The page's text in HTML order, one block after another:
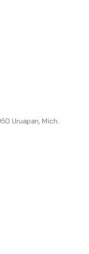
Uruapan, Mich.